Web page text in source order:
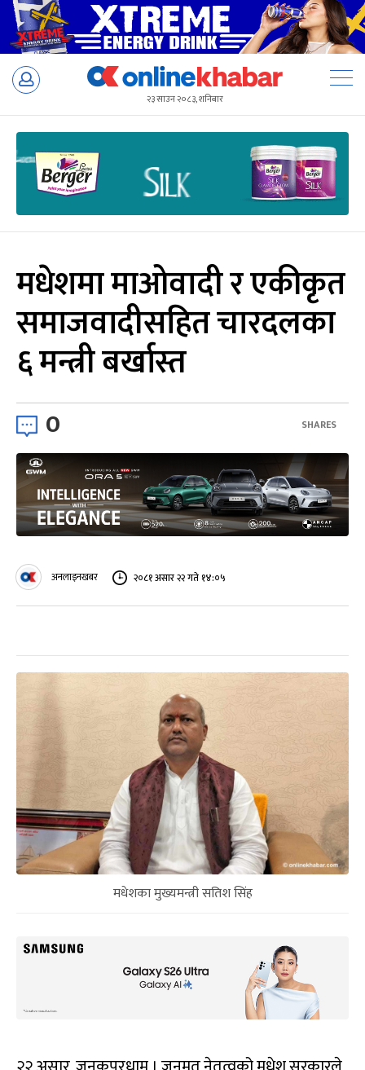
Skip
२३ साउन २०८३, शनिबार
मधेशमा माओवादी र एकीकृत
समाजवादीसहित चारदलका
६ मन्त्री बर्खास्त
0 SHARES
अनलाइनखबर २०८१ असार २२ गते १४:०५
मधेशका मुख्यमन्त्री सतिश सिंह